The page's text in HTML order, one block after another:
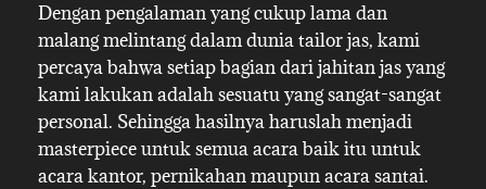
Dengan pengalaman yang cukup lama dan
malang melintang dalam dunia tailor jas, kami
percaya bahwa setiap bagian dari jahitan jas yang
kami lakukan adalah sesuatu yang sangat-sangat
personal. Sehingga hasilnya haruslah menjadi
masterpiece untuk semua acara baik itu untuk
acara kantor, pernikahan maupun acara santai.